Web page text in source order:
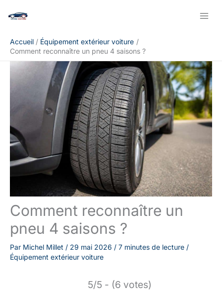
Accueil
Équipement extérieur voiture
Comment reconnaître un pneu 4 saisons ?
Comment reconnaître un
pneu 4 saisons ?
Par Michel Millet / 29 mai 2026 / 7 minutes de lecture /
Équipement extérieur voiture
5/5 - (6 votes)